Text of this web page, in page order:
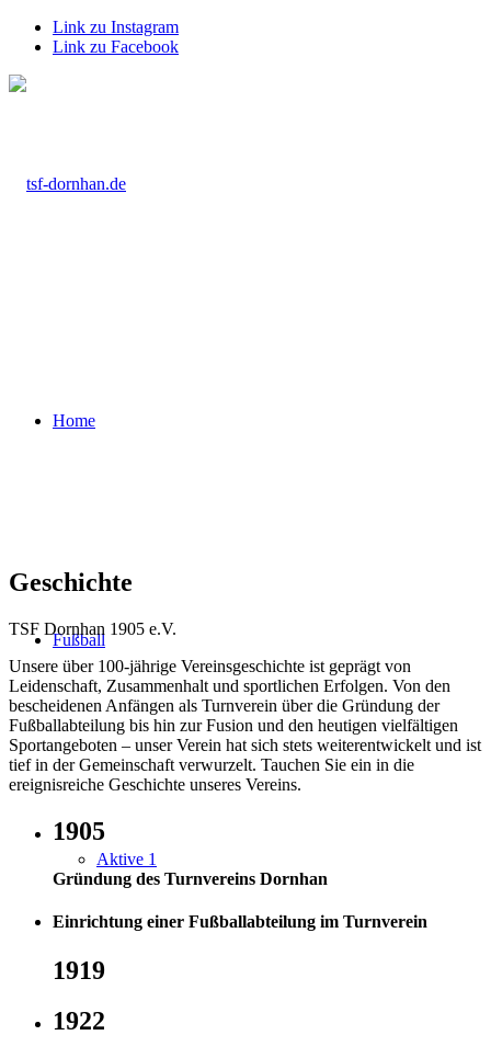
Link zu Instagram
Link zu Facebook
Home
Fußball
Aktive 1
Geschichte
TSF Dornhan 1905 e.V.
Unsere über 100-jährige Vereinsgeschichte ist geprägt von
Leidenschaft, Zusammenhalt und sportlichen Erfolgen. Von den
bescheidenen Anfängen als Turnverein über die Gründung der
Fußballabteilung bis hin zur Fusion und den heutigen vielfältigen
Sportangeboten – unser Verein hat sich stets weiterentwickelt und ist
tief in der Gemeinschaft verwurzelt. Tauchen Sie ein in die
ereignisreiche Geschichte unseres Vereins.
1905
Gründung des Turnvereins Dornhan
Einrichtung einer Fußballabteilung im Turnverein
1919
1922